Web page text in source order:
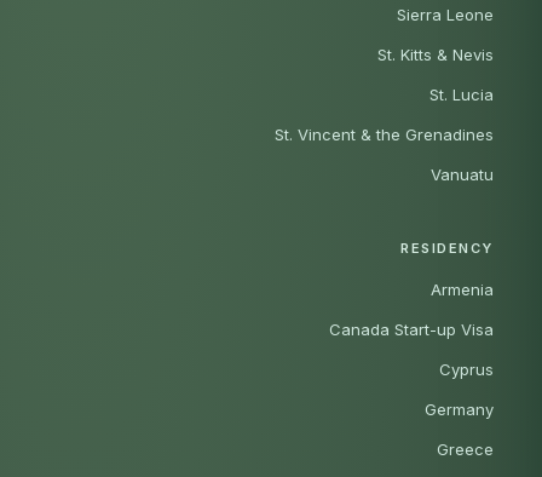
Sierra Leone
St. Kitts & Nevis
St. Lucia
St. Vincent & the Grenadines
Vanuatu
RESIDENCY
Armenia
Canada Start-up Visa
Cyprus
Germany
Greece